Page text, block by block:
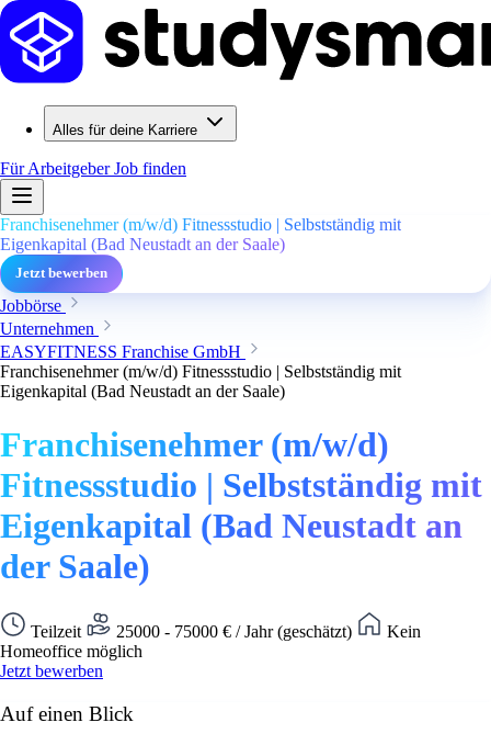
Alles für deine Karriere
Für ArbeitgeberJob finden
Franchisenehmer (m/w/d) Fitnessstudio | Selbstständig mit
Eigenkapital (Bad Neustadt an der Saale)
Jetzt bewerben
Jobbörse
Unternehmen
EASYFITNESS Franchise GmbH
Franchisenehmer (m/w/d) Fitnessstudio | Selbstständig mit
Eigenkapital (Bad Neustadt an der Saale)
Franchisenehmer (m/w/d)
Fitnessstudio | Selbstständig mit
Eigenkapital (Bad Neustadt an
der Saale)
Teilzeit 25000 - 75000 € / Jahr (geschätzt)
Kein
Homeoffice möglich
Jetzt bewerben
Auf einen Blick